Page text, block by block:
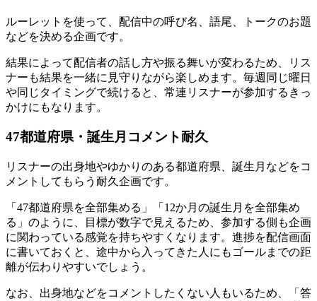
ルーレットを使って、配信中の呼び名、語尾、トークのお題
などを決める企画です。
結果によって配信者の話し方や振る舞いが変わるため、リス
ナーも結果を一緒に見守りながら楽しめます。毎週同じ曜日
や同じタイミングで続けると、常連リスナーが参加するきっ
かけにもなります。
47都道府県・誕生月コメント耐久
リスナーの出身地やゆかりのある都道府県、誕生月などをコ
メントしてもらう耐久企画です。
「47都道府県を全部集める」「12か月の誕生月を全部集め
る」のように、目標が数字で見えるため、参加する側も企画
に関わっている感覚を持ちやすくなります。進捗を配信画面
に書いておくと、途中から入ってきた人にもゴールまでの距
離が伝わりやすいでしょう。
なお、出身地などをコメントしたくない人もいるため、「答